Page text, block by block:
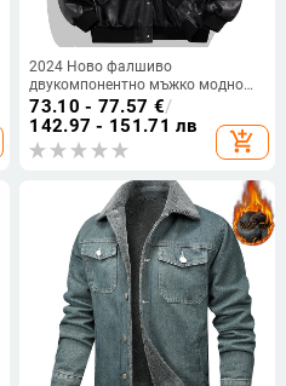
2024 Ново фалшиво
двукомпонентно мъжко модно
корейско свободно красиво
мотоциклетно кожено яке с
качулка Duffy
73.10 - 77.57 €/
142.97 - 151.71 лв
add_shopping_cart